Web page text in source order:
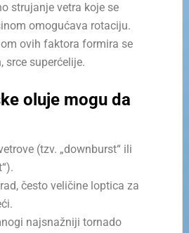
strujanje vetra koje se
omogućava rotaciju.
ovih faktora formira se
srce superćelije.
oluje mogu da
(tzv. „downburst“ ili
često veličine loptica za
najsnažniji tornado